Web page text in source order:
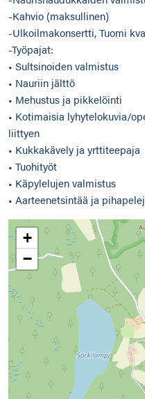
-Kahvio (maksullinen)
-Ulkoilmakonsertti, Tuomi
-Työpajat:
• Sultsinoiden valmistus
• Nauriin jälttö
• Mehustus ja pikkelöinti
• Kotimaisia lyhytelokuvia/
liittyen
• Kukkakävely ja yrttiteepaja
• Tuohityöt
• Käpylelujen valmistus
• Aarteenetsintää ja
+
−